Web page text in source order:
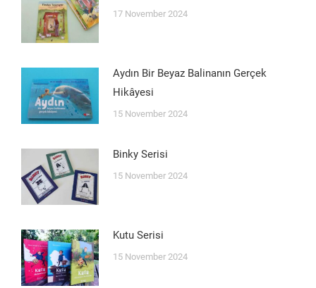
17 November 2024
Aydın Bir Beyaz Balinanın Gerçek
Hikâyesi
15 November 2024
Binky Serisi
15 November 2024
Kutu Serisi
15 November 2024